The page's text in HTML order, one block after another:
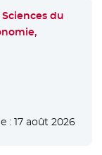
du
: 17 août 2026